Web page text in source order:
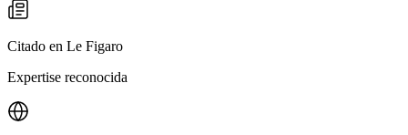
Citado en Le Figaro
Expertise reconocida